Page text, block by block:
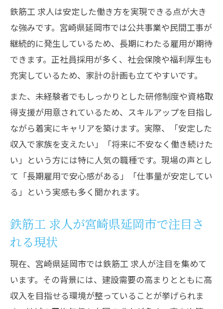
鉄筋工 求人で未経験から高収入を狙う方
法
鉄筋工 求人が学びの場となる背景
鉄筋工 求人は安定した働き方を実現できる点が大き
な強みです。宮崎県延岡市では公共事業や民間工事が
継続的に発生しているため、長期にわたる雇用が期待
できます。正社員採用が多く、社会保険や福利厚生も
充実しているため、家計の計画も立てやすいです。
また、未経験者でもしっかりとした研修制度や資格取
得支援が用意されているため、スキルアップを目指し
ながら着実にキャリアを築けます。実際、「安定した
収入で家族を支えたい」「将来に不安なく働き続けた
い」という方には特に人気の職種です。現場の声とし
て「長期雇用で安心感がある」「仕事量が安定してい
る」という実感も多く聞かれます。
鉄筋工 求人が宮崎県延岡市で注目さ
れる現状
現在、宮崎県延岡市では鉄筋工 求人が注目を集めて
います。その背景には、建設需要の高まりとともに高
収入を目指せる環境が整っていることが挙げられま